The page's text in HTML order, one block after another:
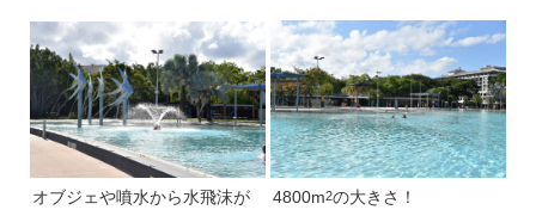
オブジェや噴水から水飛沫が
4800m2の大きさ！